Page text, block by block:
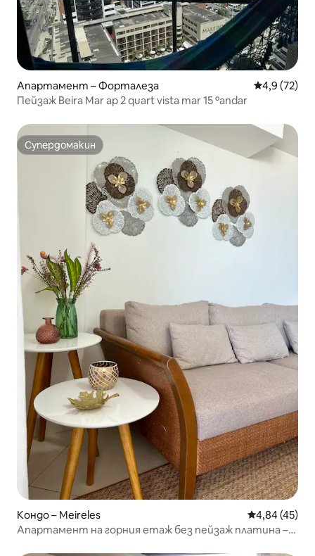
Апартамент – Форталеза Средна
4,9 (72)
Пейзаж Beira Mar ap 2 quart vista mar 15 ºandar
Супердомакин
Супердомакин
Кондо – Meireles Средна
4,84 (45)
Апартамент на горния етаж без пейзаж платина –